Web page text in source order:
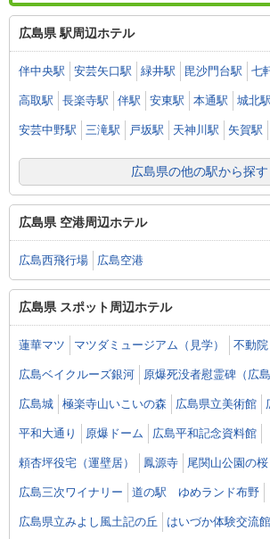
広島県 駅周辺ホテル
伴中央駅 安芸矢口駅 緑井駅 毘沙門台駅 七
高取駅 長楽寺駅 伴駅 安東駅 本通駅 城北駅
安芸中野駅 三滝駅 戸坂駅 天神川駅 矢賀駅
広島県の他の駅から探す
広島県 空港周辺ホテル
広島西飛行場 広島空港
広島県 スポット周辺ホテル
蓮華マツ マツダミュージアム（見学） 不動院
広島ベイクルーズ銀河 原爆死没者慰霊碑（広
広島城 極楽寺山いこいの森 広島県立美術館
平和大通り 原爆ドーム 広島平和記念資料館
頼杏坪役宅（運壁居） 鳳源寺 尾関山公園の桜
広島三次ワイナリー 道の駅 ゆめランド布野
広島県立みよし風土記の丘 はいづか体験交流館